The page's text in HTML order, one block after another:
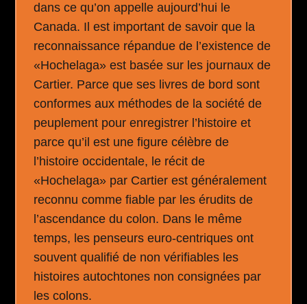
dans ce qu’on appelle aujourd’hui le
Canada. Il est important de savoir que la
reconnaissance répandue de l’existence de
«Hochelaga» est basée sur les journaux de
Cartier. Parce que ses livres de bord sont
conformes aux méthodes de la société de
peuplement pour enregistrer l’histoire et
parce qu’il est une figure célèbre de
l’histoire occidentale, le récit de
«Hochelaga» par Cartier est généralement
reconnu comme fiable par les érudits de
l’ascendance du colon. Dans le même
temps, les penseurs euro-centriques ont
souvent qualifié de non vérifiables les
histoires autochtones non consignées par
les colons.